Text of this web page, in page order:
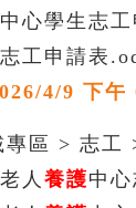
中心學生志
工申請表
4/9 下午
區 > 志工
人 養護中